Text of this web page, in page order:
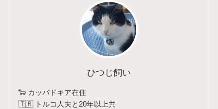
ひつじ飼い
🐑 カッパドキア在住
🇹🇷 トルコ人夫と20年以上共